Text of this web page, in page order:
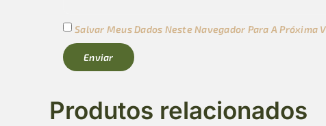
Salvar Meus Dados Neste Navegador Para A Próxima
Produtos relacionados